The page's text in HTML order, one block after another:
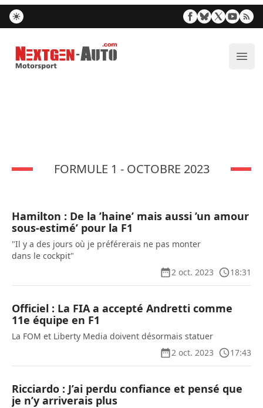
Nextgen-Auto.com
FORMULE 1 - OCTOBRE 2023
Hamilton : De la ’haine’ mais aussi ’un amour
sous-estimé’ pour la F1
"Il y a des jours où je préférerais ne pas monter
dans le cockpit"
2 oct. 2023
18:31
Officiel : La FIA a accepté Andretti comme
11e équipe en F1
La FOM et Liberty Media doivent désormais statuer
2 oct. 2023
17:43
Ricciardo : J’ai perdu confiance et pensé que
je n’y arriverais plus